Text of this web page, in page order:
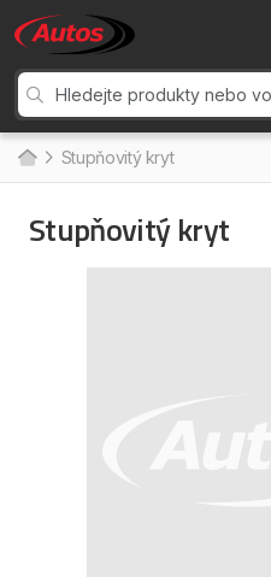
Stupňovitý kryt
Stupňovitý kryt